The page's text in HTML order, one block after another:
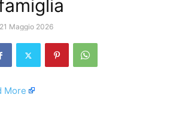
21 Maggio 2026
More